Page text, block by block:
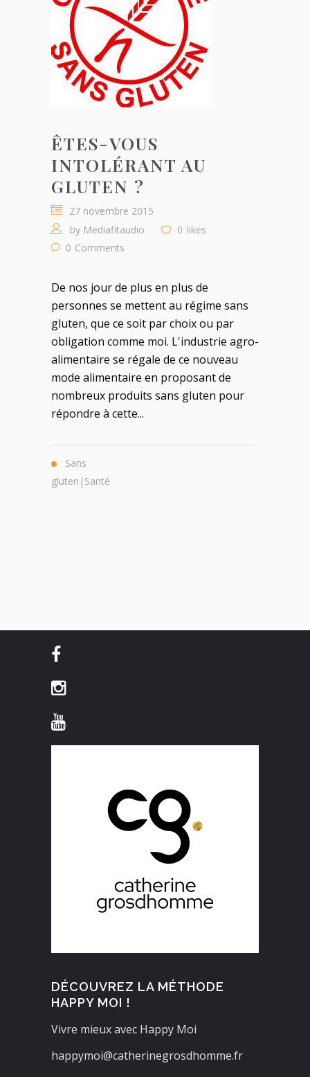
ÊTES-VOUS
INTOLÉRANT AU
GLUTEN ?
27 novembre 2015
by Mediafitaudio 0 likes
0 Comments
De nos jour de plus en plus de
personnes se mettent au régime sans
gluten, que ce soit par choix ou par
obligation comme moi. L'industrie agro-
alimentaire se régale de ce nouveau
mode alimentaire en proposant de
nombreux produits sans gluten pour
répondre à cette...
Sans
gluten|Santé
DÉCOUVREZ LA MÉTHODE
HAPPY MOI !
Vivre mieux avec Happy Moi
happymoi@catherinegrosdhomme.fr